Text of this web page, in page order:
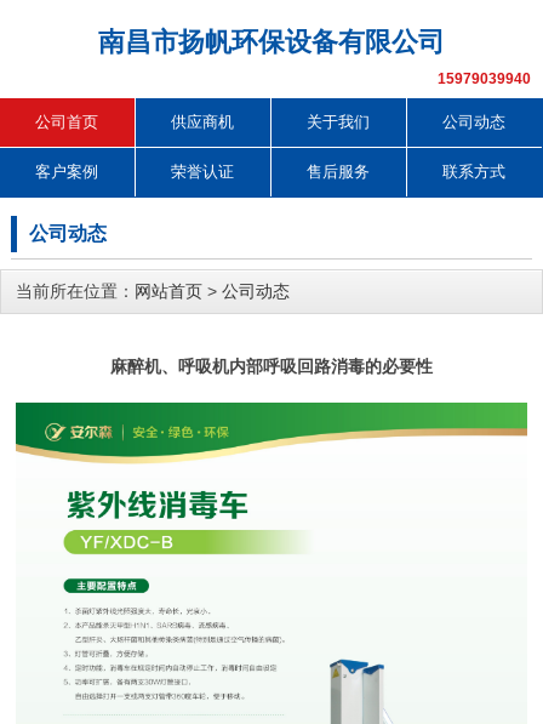
南昌市扬帆环保设备有限公司
15979039940
公司首页 供应商机 关于我们 公司动态
客户案例 荣誉认证 售后服务 联系方式
公司动态
当前所在位置： 网站首页 > 公司动态
麻醉机、呼吸机内部呼吸回路消毒的必要性